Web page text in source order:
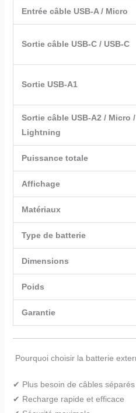
Entrée câble USB-A / Micro
Sortie câble USB-C / USB-C
Sortie USB-A1
Sortie câble USB-A2 / Micro /
Lightning
Puissance totale
Affichage
Matériaux
Type de batterie
Dimensions
Poids
Garantie
Pourquoi choisir la batterie
✔ Plus besoin de câbles séparés
✔ Recharge rapide et efficace